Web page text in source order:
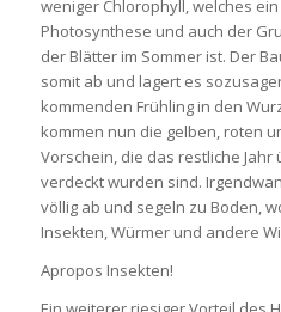
weniger Chlorophyll, welches
Photosynthese und auch der
der Blätter im Sommer ist. Der
somit ab und lagert es
kommenden Frühling in den
kommen nun die gelben, roten
Vorschein, die das restliche Jahr
verdeckt wurden sind.
völlig ab und segeln zu Boden,
Insekten, Würmer und andere
Apropos Insekten!